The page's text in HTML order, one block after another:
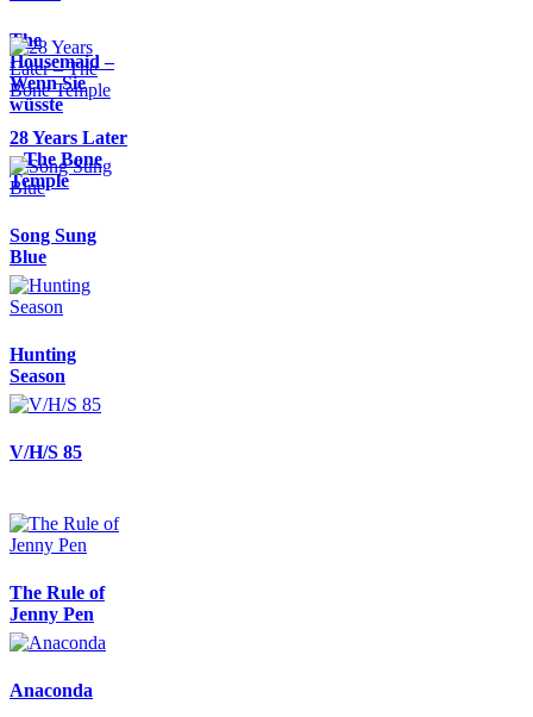
The
Housemaid –
Wenn Sie
wüsste
28 Years Later
– The Bone
Temple
Song Sung
Blue
Hunting
Season
V/H/S 85
The Rule of
Jenny Pen
Anaconda